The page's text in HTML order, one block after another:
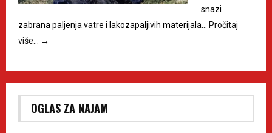
snazi
zabrana paljenja vatre i lakozapaljivih materijala…
Pročitaj
više…
→
OGLAS ZA NAJAM